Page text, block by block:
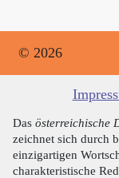
© 2026
Das österreichische
zeichnet sich durch
einzigartigen
charakteristische